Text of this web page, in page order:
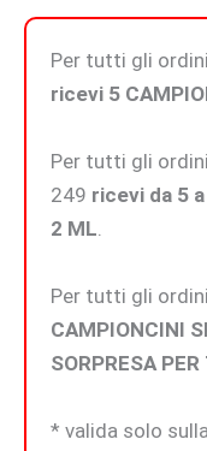
Per tutti gli
ricevi 5
Per tutti gli
249 ricevi da 5 a
2 ML.
Per tutti gli
CAMPIONCINI
SORPRESA PER
* valida solo